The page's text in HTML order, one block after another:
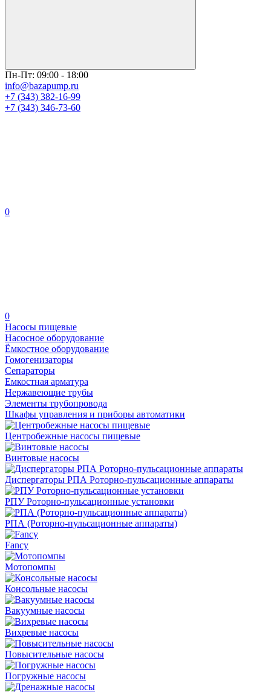
Пн-Пт: 09:00 - 18:00
info@bazapump.ru
+7 (343) 382-16-99
+7 (343) 346-73-‬60
0
0
Насосы пищевые
Насосное оборудование
Ёмкостное оборудование
Гомогенизаторы
Сепараторы
Емкостная арматура
Нержавеющие трубы
Элементы трубопровода
Шкафы управления и приборы автоматики
Центробежные насосы пищевые
Винтовые насосы
Диспергаторы РПА Роторно-пульсационные аппараты
РПУ Роторно-пульсационные установки
РПА (Роторно-пульсационные аппараты)
Fancy
Мотопомпы
Консольные насосы
Вакуумные насосы
Вихревые насосы
Повысительные насосы
Погружные насосы